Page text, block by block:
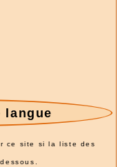
langue
ce site si la liste des